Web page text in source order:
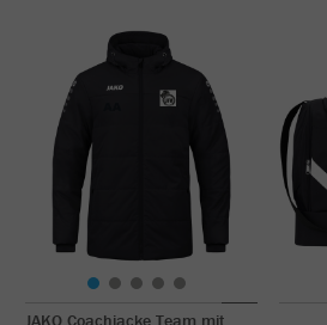
JAKO Coachjacke Team mit